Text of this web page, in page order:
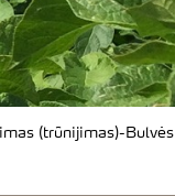
(trūnijimas)-Bulvės